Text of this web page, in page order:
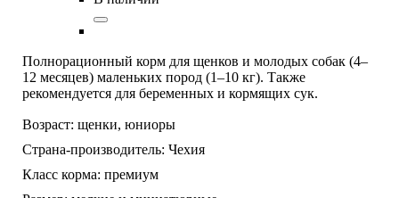
Полнорационный корм для щенков и молодых собак (4–
12 месяцев) маленьких пород (1–10 кг). Также
рекомендуется для беременных и кормящих сук.
Возраст: щенки, юниоры
Страна-производитель: Чехия
Класс корма: премиум